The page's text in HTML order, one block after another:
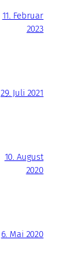
11. Februar
2023
29. Juli 2021
10. August
2020
6. Mai 2020